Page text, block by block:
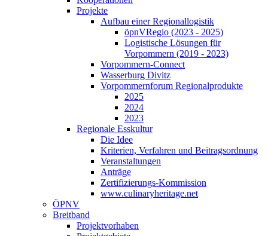
Projekte
Aufbau einer Regionallogistik
öpnVRegio (2023 - 2025)
Logistische Lösungen­ für
Vorpommern (2019 - 2023)
Vorpommern-Connect
Wasserburg Divitz
Vorpommernforum Regionalprodukte
2025
2024
2023
Regionale Esskultur
Die Idee
Kriterien, Verfahren und Beitragsordnung
Veranstaltungen
Anträge
Zertifizierungs-Kommission
www.culinaryheritage.net
ÖPNV
Breitband
Projektvorhaben